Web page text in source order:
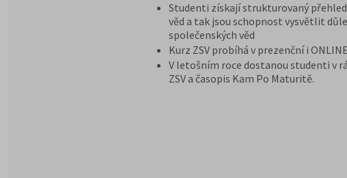
Studenti získají strukturovaný
věd a tak jsou schopnost vysvětlit
společenských věd
Kurz ZSV probíhá v prezenční i
V letošním roce dostanou studenti v
ZSV a časopis Kam Po Maturitě.